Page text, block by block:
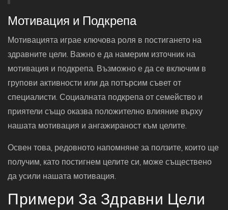
Мотивация и Подкрепа
Мотивацията играе ключова роля в постигането на
здравните цели. Важно е да намерим източник на
мотивация и подкрепа. Възможно е да се включим в
групови активности или да потърсим съвет от
специалисти. Социалната подкрепа от семейство и
приятели също оказва положително влияние върху
нашата мотивация и ангажираност към целите.
Освен това, редовното напомняне за ползите, които ще
получим, като постигнем целите си, може съществено
да усили нашата мотивация.
Примери За Здравни Цели